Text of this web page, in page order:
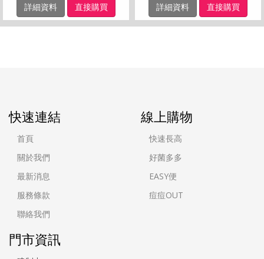
詳細資料 直接購買 詳細資料 直接購買
快速連結
首頁
關於我們
最新消息
服務條款
聯絡我們
線上購物
快速長高
好菌多多
EASY便
痘痘OUT
門市資訊